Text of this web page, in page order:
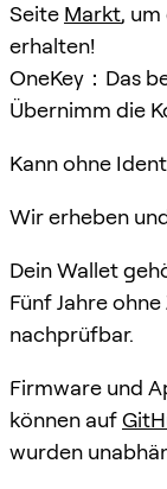
Seite Markt,
erhalten!
OneKey：Das
Übernimm die
Kann ohne
Wir erheben
Dein Wallet
Fünf Jahre
nachprüfbar.
Firmware und
können auf
wurden